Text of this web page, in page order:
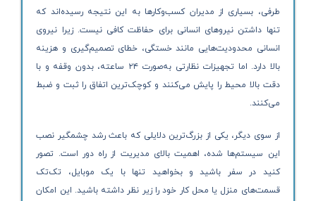
طرفی، بسیاری از مدیران کسب‌وکارها به این نتیجه رسیده‌اند که
تنها داشتن نیروهای انسانی برای حفاظت کافی نیست. زیرا نیروی
انسانی محدودیت‌هایی مانند خستگی، خطای تصمیم‌گیری و هزینه
بالا دارد. اما تجهیزات نظارتی به‌صورت ۲۴ ساعته، بدون وقفه و با
دقت بالا محیط را پایش می‌کنند و کوچک‌ترین اتفاق را ثبت و ضبط
می‌کنند.
از سوی دیگر، یکی از بزرگ‌ترین دلایلی که باعث رشد چشمگیر نصب
این سیستم‌ها شده، اهمیت بالای مدیریت از راه دور است. تصور
کنید در سفر باشید و بخواهید تنها با یک موبایل، تک‌تک
قسمت‌های منزل یا محل کار خود را زیر نظر داشته باشید. این امکان